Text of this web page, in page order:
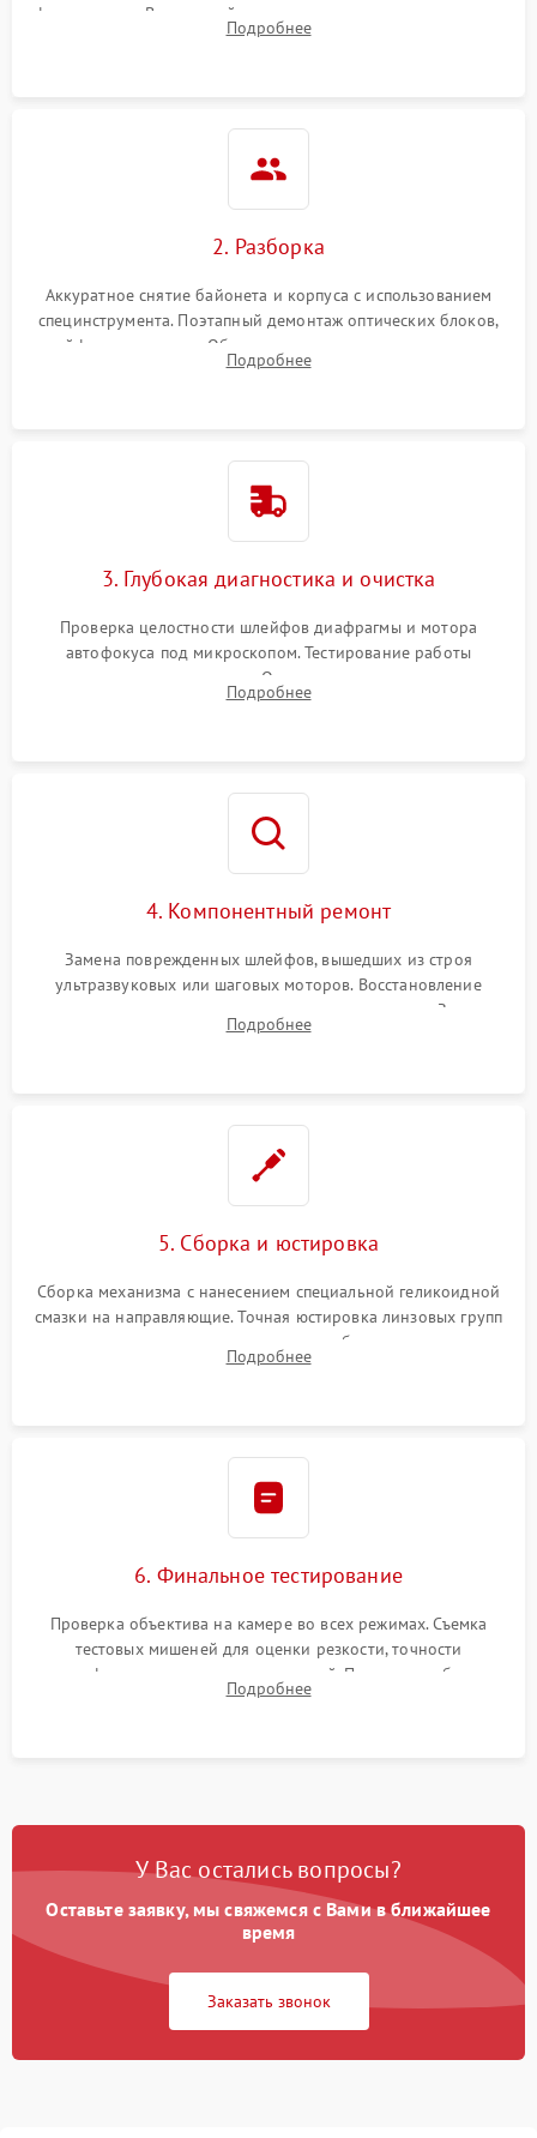
фокусировки. Визуальный осмотр линз на наличие царапин,
грибка, пыли и оценка состояния контактов байонета.
Подробнее
2. Разборка
Аккуратное снятие байонета и корпуса с использованием
специнструмента. Поэтапный демонтаж оптических блоков,
шлейфов и приводов. Обязательная маркировка положения
линзовых групп для сохранения заводской центровки при
Подробнее
3. Глубокая диагностика и очистка
Проверка целостности шлейфов диафрагмы и мотора
автофокуса под микроскопом. Тестирование работы
электромагнитного привода. Очистка оптических элементов
от пыли, следов влаги и грибка спецрастворами без
Подробнее
4. Компонентный ремонт
Замена поврежденных шлейфов, вышедших из строя
ультразвуковых или шаговых моторов. Восстановление
геометрии направляющих при заклинивании зума. Замена
неисправного блока диафрагмы, датчиков положения или
Подробнее
5. Сборка и юстировка
Сборка механизма с нанесением специальной геликоидной
смазки на направляющие. Точная юстировка линзовых групп
программным или механическим способом для устранения
бэк
Подробнее
6. Финальное тестирование
Проверка объектива на камере во всех режимах. Съемка
тестовых мишеней для оценки резкости, точности
автофокуса и отсутствия искажений. Проверка работы
диафрагмы на закрытых значениях и тестирование
Подробнее
У Вас остались вопросы?
Оставьте заявку, мы свяжемся с Вами в ближайшее
время
Заказать звонок